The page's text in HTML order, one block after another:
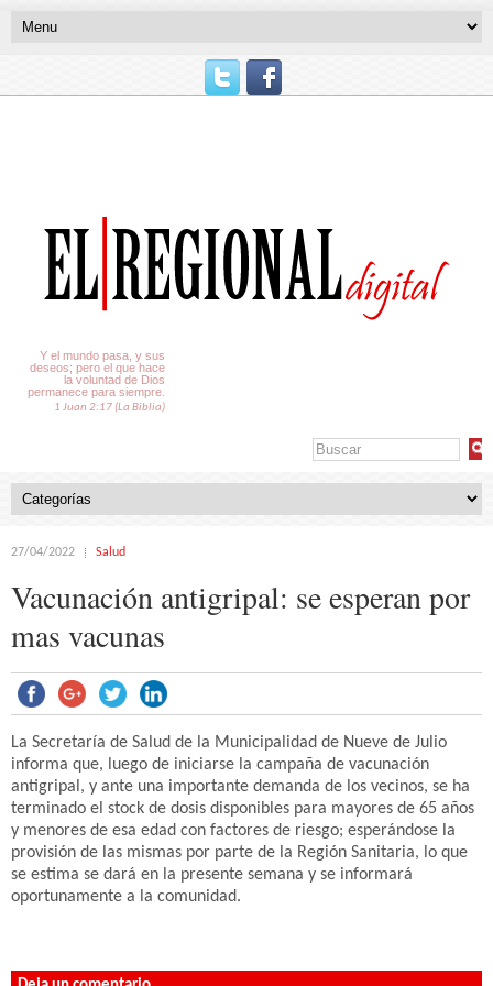
Y el mundo pasa, y sus
deseos; pero el que hace
la voluntad de Dios
permanece para siempre.
1 Juan 2:17 (La Biblia)
27/04/2022 Salud
Vacunación antigripal: se esperan por
mas vacunas
La Secretaría de Salud de la Municipalidad de Nueve de Julio
informa que, luego de iniciarse la campaña de vacunación
antigripal, y ante una importante demanda de los vecinos, se ha
terminado el stock de dosis disponibles para mayores de 65 años
y menores de esa edad con factores de riesgo; esperándose la
provisión de las mismas por parte de la Región Sanitaria, lo que
se estima se dará en la presente semana y se informará
oportunamente a la comunidad.